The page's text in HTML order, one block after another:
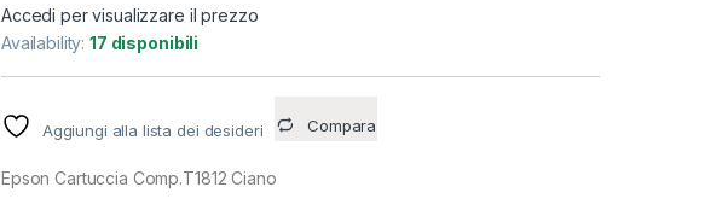
Accedi per visualizzare il prezzo
Availability:17 disponibili
Aggiungi alla lista dei desideri Compara
Epson Cartuccia Comp.T1812 Ciano